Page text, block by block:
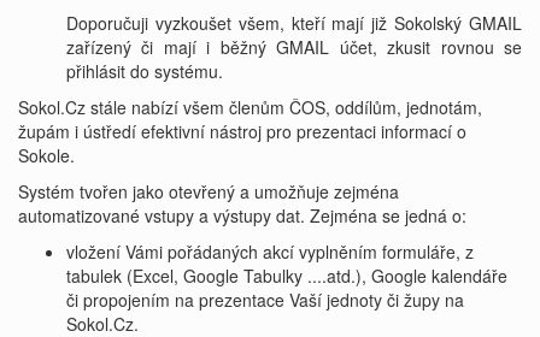
Doporučuji vyzkoušet všem, kteří mají již Sokolský GMAIL
zařízený či mají i běžný GMAIL účet, zkusit rovnou se
přihlásit do systému.
Sokol.Cz stále nabízí všem členům ČOS, oddílům, jednotám,
župám i ústředí efektivní nástroj pro prezentaci informací o
Sokole.
Systém tvořen jako otevřený a umožňuje zejména
automatizované vstupy a výstupy dat. Zejména se jedná o:
vložení Vámi pořádaných akcí vyplněním formuláře, z
tabulek (Excel, Google Tabulky ....atd.), Google kalendáře
či propojením na prezentace Vaší jednoty či župy na
Sokol.Cz.